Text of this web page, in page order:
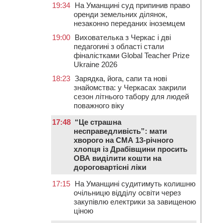
19:34 На Уманщині суд припинив право
оренди земельних ділянок,
незаконно переданих іноземцем
19:00 Вихователька з Черкас і дві
педагогині з області стали
фіналістками Global Teacher Prize
Ukraine 2026
18:23 Зарядка, йога, сапи та нові
знайомства: у Черкасах закрили
сезон літнього табору для людей
поважного віку
17:48 “Це страшна
несправедливість”: мати
хворого на СМА 13-річного
хлопця із Драбівщини просить
ОВА виділити кошти на
дороговартісні ліки
17:15 На Уманщині судитимуть колишню
очільницю відділу освіти через
закупівлю електрики за завищеною
ціною